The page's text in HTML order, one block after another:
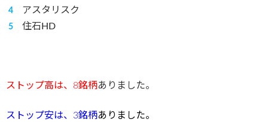
アスタリスク
住石HD
ストップ高は、8銘柄ありました。
ストップ安は、3銘柄ありました。